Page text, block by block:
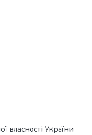
власності України